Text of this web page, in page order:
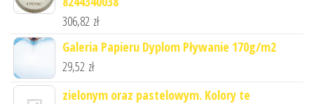
306,82 zł
Galeria Papieru Dyplom Pływanie 170g/m2
29,52 zł
zielonym oraz pastelowym. Kolory te